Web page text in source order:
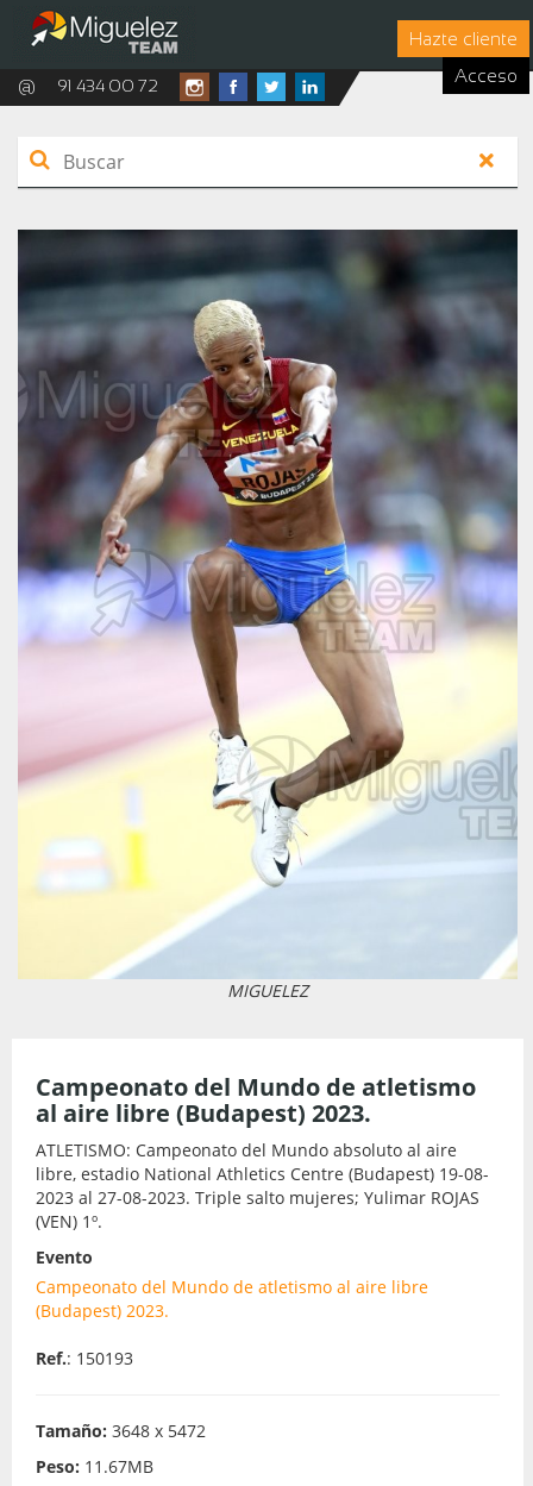
Hazte cliente
Acceso
@ 91 434 00 72
MIGUELEZ
Campeonato del Mundo de atletismo
al aire libre (Budapest) 2023.
ATLETISMO: Campeonato del Mundo absoluto al aire
libre, estadio National Athletics Centre (Budapest) 19-08-
2023 al 27-08-2023. Triple salto mujeres; Yulimar ROJAS
(VEN) 1º.
Evento
Campeonato del Mundo de atletismo al aire libre
(Budapest) 2023.
Ref.: 150193
Tamaño: 3648 x 5472
Peso: 11.67MB